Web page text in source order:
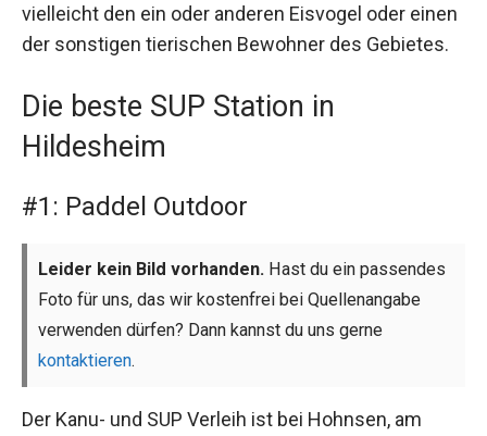
vielleicht den ein oder anderen Eisvogel oder einen
der sonstigen tierischen Bewohner des Gebietes.
Die beste SUP Station in
Hildesheim
#1: Paddel Outdoor
Leider kein Bild vorhanden. Hast du ein passendes
Foto für uns, das wir kostenfrei bei Quellenangabe
verwenden dürfen? Dann kannst du uns gerne
kontaktieren.
Der Kanu- und SUP Verleih ist bei Hohnsen, am